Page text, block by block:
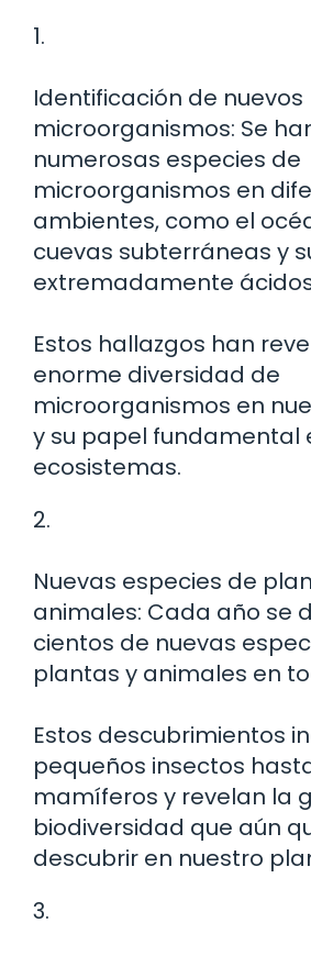
1.
Identificación de nuevos
microorganismos: Se
numerosas especies de
microorganismos en
ambientes, como el
cuevas subterráneas y
extremadamente
Estos hallazgos han
enorme diversidad de
microorganismos en
y su papel fundamental
ecosistemas.
2.
Nuevas especies de
animales: Cada año se
cientos de nuevas
plantas y animales en
Estos descubrimientos
pequeños insectos
mamíferos y revelan la
biodiversidad que aún
descubrir en nuestro
3.